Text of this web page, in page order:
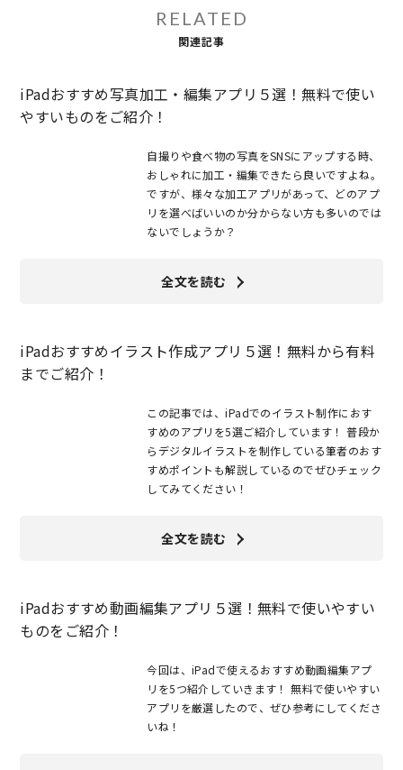
RELATED
関連記事
iPadおすすめ写真加工・編集アプリ５選！無料で使い
やすいものをご紹介！
自撮りや食べ物の写真をSNSにアップする時、
おしゃれに加工・編集できたら良いですよね。
ですが、様々な加工アプリがあって、どのアプ
リを選べばいいのか分からない方も多いのでは
ないでしょうか？
全文を読む
iPadおすすめイラスト作成アプリ５選！無料から有料
までご紹介！
この記事では、iPadでのイラスト制作におす
すめのアプリを5選ご紹介しています！ 普段か
らデジタルイラストを制作している筆者のおす
すめポイントも解説しているのでぜひチェック
してみてください！
全文を読む
iPadおすすめ動画編集アプリ５選！無料で使いやすい
ものをご紹介！
今回は、iPadで使えるおすすめ動画編集アプ
リを5つ紹介していきます！ 無料で使いやすい
アプリを厳選したので、ぜひ参考にしてくださ
いね！